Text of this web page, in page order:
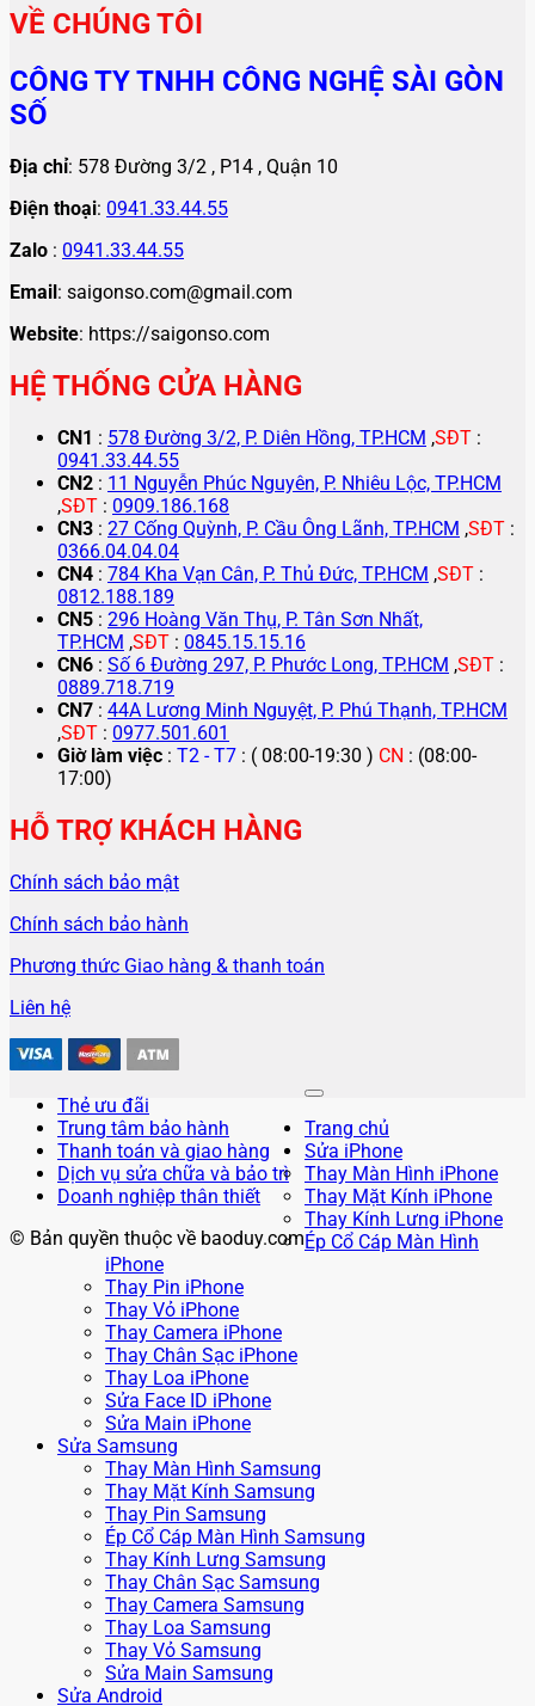
,SĐT:0909.186.168
CN3:27 Cống Quỳnh, P. Cầu Ông Lãnh, TP.HCM
CN4 :784 Kha Vạn Cân, P. Thủ Đức, TP.HCM SĐT:
CN6:Số 6 Đường 297, P. Phước Long, TP.HCM
0889.718.719
CN7:44A Lương Minh Nguyệt, P. Phú Thạnh, TP.HCM
SĐT:0977.501.601
Giờ làm việc:T2 - T7
17:00)
HỖ TRỢ KHÁCH HÀNG
Chính sách bảo mật
Chính sách bảo hành
Phương thức Giao hàng & thanh toán
Liên hệ
Thẻ ưu đãi
Trung tâm bảo hành
Thanh toán và giao hàng
Dịch vụ sửa chữa và bảo trì
Doanh nghiệp thân thiết
© Bản quyền thuộc về baoduy.com
Trang chủ
Sửa iPhone
Thay Màn Hình iPhone
Thay Mặt Kính iPhone
Thay Kính Lưng iPhone
Ép Cổ Cáp Màn Hình
iPhone
Thay Pin iPhone
Thay Vỏ iPhone
Thay Camera iPhone
Thay Loa iPhone
Sửa Main iPhone
Sửa Samsung
Thay Màn Hình Samsung
Ép Cổ Cáp Màn Hình Samsung
Thay Kính Lưng Samsung
Thay Chân Sạc Samsung
Thay Camera Samsung
Thay Loa Samsung
Thay Vỏ Samsung
Sửa Main Samsung
Sửa Android
Sửa Điện Thoại Oppo
Thay Màn Hình Oppo
Thay Mặt Kính Oppo
Thay Pin Oppo
Thay Vỏ Oppo
Thay Chân Sạc Oppo
Sửa Main Oppo
Sửa Điện Thoại Xiaomi
Thay Màn Hình Xiaomi
Thay Mặt Kính Xiaomi
Thay Pin Xiaomi
Thay Chân Sạc Xiaomi
Thay Vỏ Xiaomi
Sửa Main Xiaomi
Sửa Điện Thoại Vivo
Thay Màn Hình Vivo
Thay Mặt Kính Vivo
Thay Pin Vivo
Thay Chân Sạc Vivo
Thay Vỏ Vivo
Sửa Main Vivo